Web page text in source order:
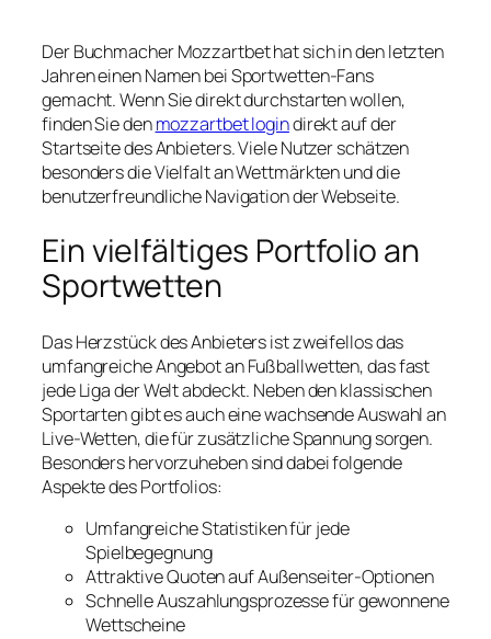
Der Buchmacher Mozzartbet hat sich in den letzten
Jahren einen Namen bei Sportwetten-Fans
gemacht. Wenn Sie direkt durchstarten wollen,
finden Sie denmozzartbet logindirekt auf der
Startseite des Anbieters. Viele Nutzer schätzen
besonders die Vielfalt an Wettmärkten und die
benutzerfreundliche Navigation der Webseite.
Ein vielfältiges Portfolio an
Sportwetten
Das Herzstück des Anbieters ist zweifellos das
umfangreiche Angebot an Fußballwetten, das fast
jede Liga der Welt abdeckt. Neben den klassischen
Sportarten gibt es auch eine wachsende Auswahl an
Live-Wetten, die für zusätzliche Spannung sorgen.
Besonders hervorzuheben sind dabei folgende
Aspekte des Portfolios:
Umfangreiche Statistiken für jede
Spielbegegnung
Attraktive Quoten auf Außenseiter-Optionen
Schnelle Auszahlungsprozesse für gewonnene
Wettscheine